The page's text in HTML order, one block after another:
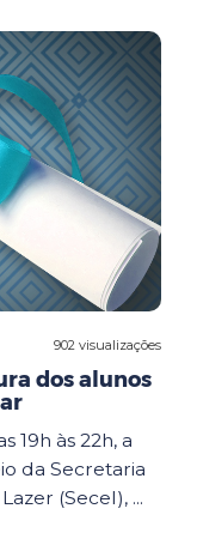
902 visualizações
dos alunos
19h às 22h, a
da Secretaria
(Secel), ...